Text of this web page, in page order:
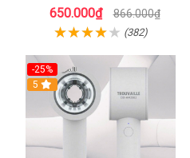
cao cấp
650.000₫ 866.000₫
(382)
-25%
5